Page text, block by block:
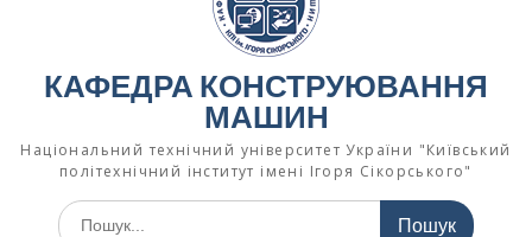
КАФЕДРА КОНСТРУЮВАННЯ
МАШИН
Національний технічний університет України "Київський
політехнічний інститут імені Ігоря Сікорського"
Шукати: